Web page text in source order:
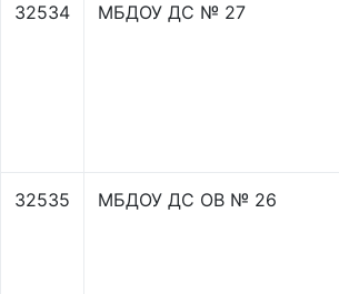
32534 МБДОУ ДС № 27
32535 МБДОУ ДС ОВ № 26